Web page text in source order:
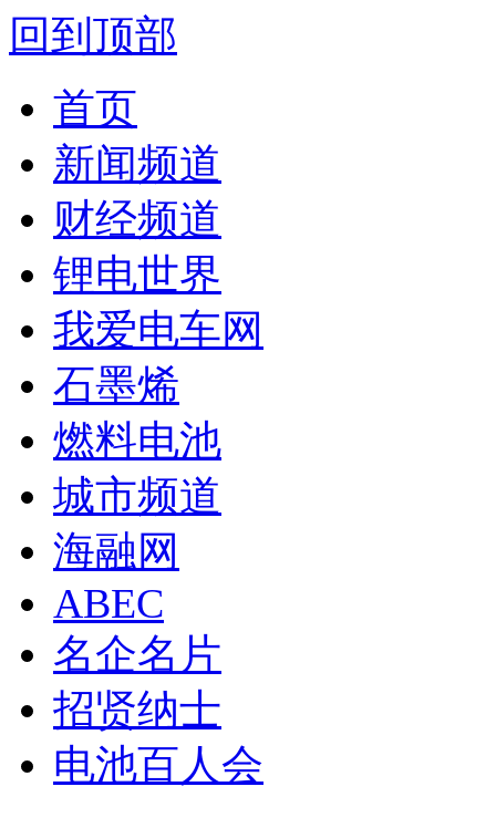
回到顶部
首页
新闻频道
财经频道
锂电世界
我爱电车网
石墨烯
燃料电池
城市频道
海融网
ABEC
名企名片
招贤纳士
电池百人会